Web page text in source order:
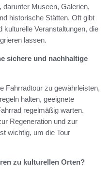
Museen, Galerien,
historische Stätten. Oft gibt
Veranstaltungen, die
lassen.
sichere und nachhaltige
Fahrradtour zu gewährleisten,
halten, geeignete
regelmäßig warten.
Regeneration und zur
wichtig, um die Tour
zu kulturellen Orten?